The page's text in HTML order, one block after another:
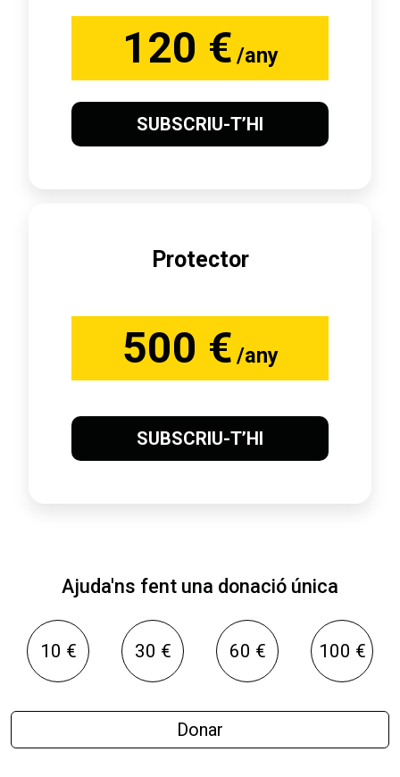
120 € /any
SUBSCRIU-T’HI
Protector
500 € /any
SUBSCRIU-T’HI
Ajuda'ns fent una donació única
10 € 30 € 60 € 100 €
Donar